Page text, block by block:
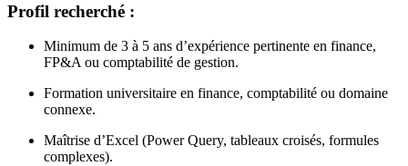
Profil recherché :
Minimum de 3 à 5 ans d’expérience pertinente en finance,
FP&A ou comptabilité de gestion.
Formation universitaire en finance, comptabilité ou domaine
connexe.
Maîtrise d’Excel (Power Query, tableaux croisés, formules
complexes).